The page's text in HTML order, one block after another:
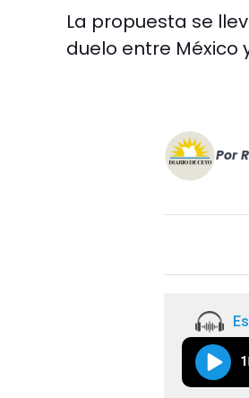
La propuesta se
duelo entre México
Por
1